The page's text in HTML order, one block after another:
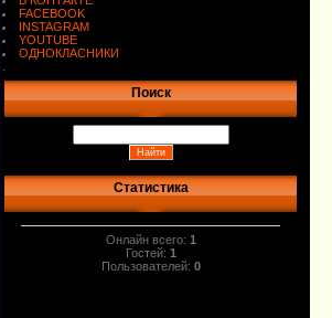
FACEBOOK
INSTAGRAM
YOUTUBE
ОДНОКЛАСНИКИ
Поиск
Статистика
Онлайн всего: 1
Гостей: 1
Пользователей: 0